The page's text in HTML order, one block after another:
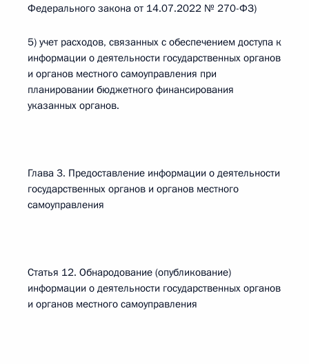
Федерального закона от 14.07.2022 № 270-ФЗ)
5) учет расходов, связанных с обеспечением доступа к
информации о деятельности государственных органов
и органов местного самоуправления при
планировании бюджетного финансирования
указанных органов.
Глава 3. Предоставление информации о деятельности
государственных органов и органов местного
самоуправления
Статья 12. Обнародование (опубликование)
информации о деятельности государственных органов
и органов местного самоуправления